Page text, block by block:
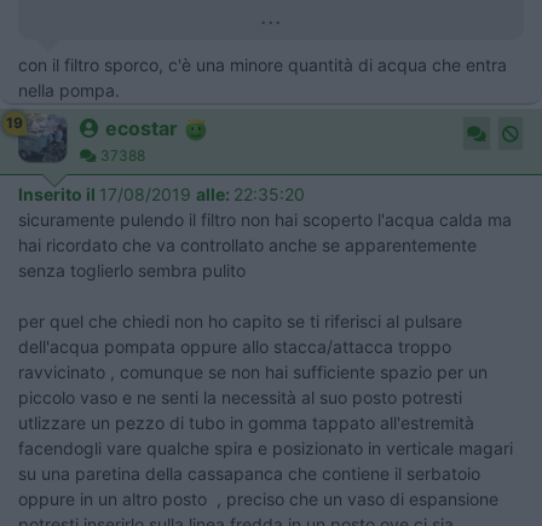
...
con il filtro sporco, c'è una minore quantità di acqua che entra
nella pompa.
19 ecostar
37388
Inserito il 17/08/2019 alle: 22:35:20
sicuramente pulendo il filtro non hai scoperto l'acqua calda ma
hai ricordato che va controllato anche se apparentemente
senza toglierlo sembra pulito
per quel che chiedi non ho capito se ti riferisci al pulsare
dell'acqua pompata oppure allo stacca/attacca troppo
ravvicinato , comunque se non hai sufficiente spazio per un
piccolo vaso e ne senti la necessità al suo posto potresti
utlizzare un pezzo di tubo in gomma tappato all'estremità
facendogli vare qualche spira e posizionato in verticale magari
su una paretina della cassapanca che contiene il serbatoio
oppure in un altro posto , preciso che un vaso di espansione